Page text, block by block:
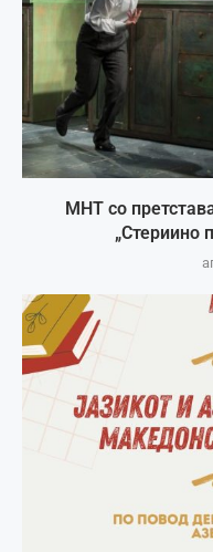
МНТ со
„Стериино